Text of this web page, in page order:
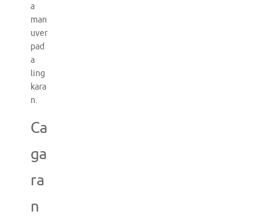
a
man
uver
pad
a
ling
kara
n.
Ca
ga
ra
n